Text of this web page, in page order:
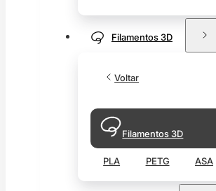
Filamentos 3D
Voltar
Filamentos 3D
PLA PETG ASA